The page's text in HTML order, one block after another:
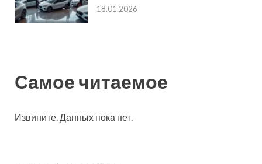
18.01.2026
Самое читаемое
Извините. Данных пока нет.